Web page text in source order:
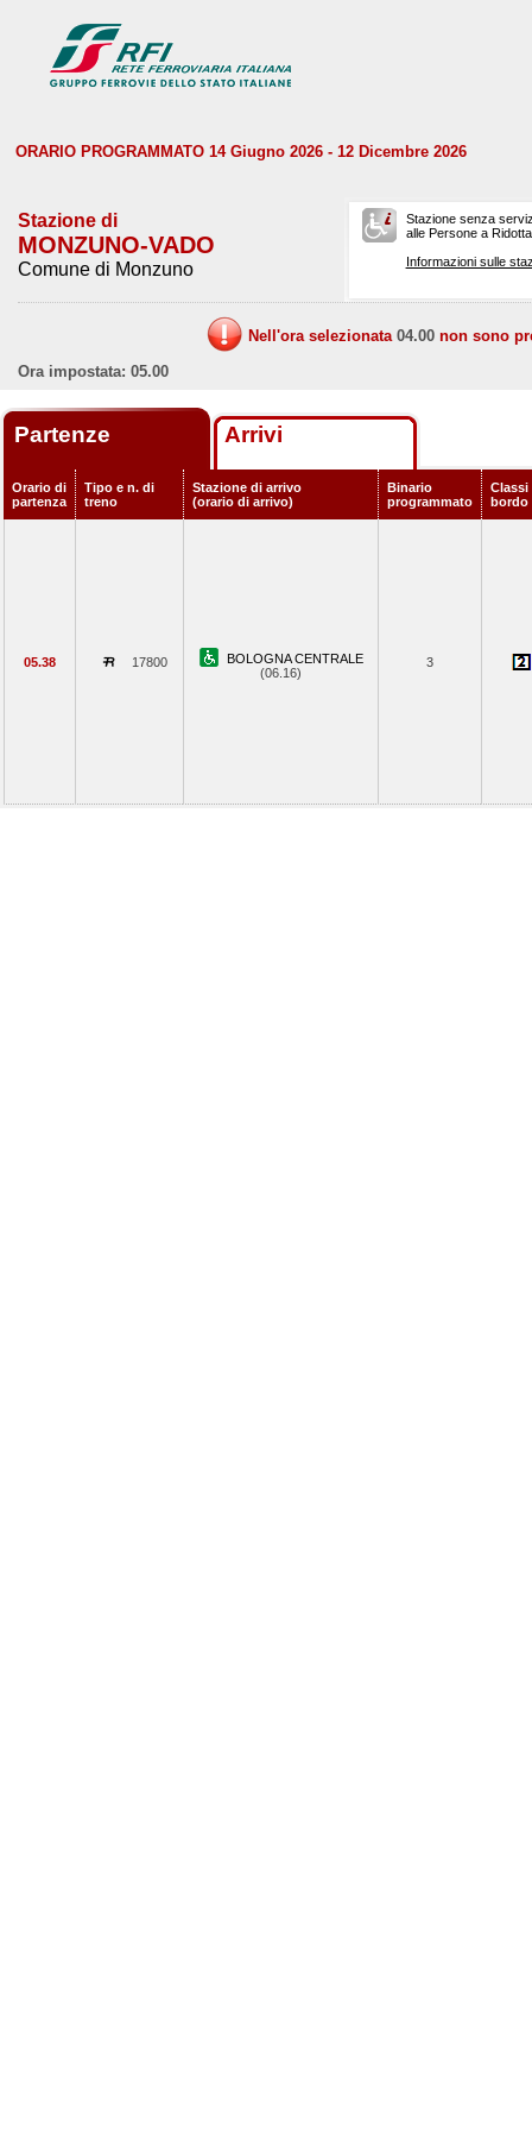
ORARIO PROGRAMMATO 14 Giugno 2026 - 12 Dicembre 2026
Stazione di
MONZUNO-VADO
Comune di Monzuno
Stazione senza
alle Persone a
Informazioni sulle
Nell'ora selezionata 04.00 non sono
Ora impostata: 05.00
Partenze Arrivi
Orario di
partenza
Tipo e n. di
treno
Stazione di arrivo
(orario di arrivo)
Binario
programmato
Classi
bordo
05.38 17800
BOLOGNA CENTRALE
(06.16)
3